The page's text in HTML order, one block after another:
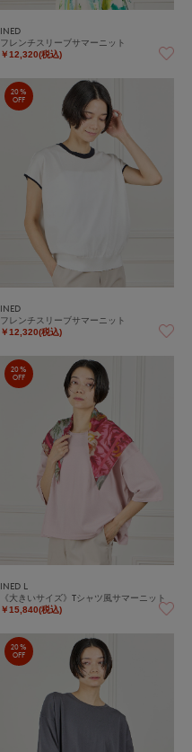
INED
フレンチスリーブサマーニット
￥12,320(税込)
20%
OFF
INED
フレンチスリーブサマーニット
￥12,320(税込)
20%
OFF
INED L
《大きいサイズ》Tシャツ風サマーニット
￥15,840(税込)
20%
OFF